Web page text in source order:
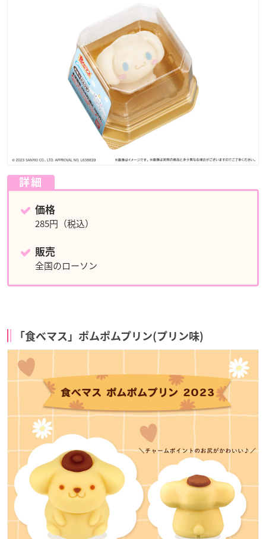
詳細
価格
285円（税込）
販売
全国のローソン
「食べマス」ポムポムプリン(プリン味)